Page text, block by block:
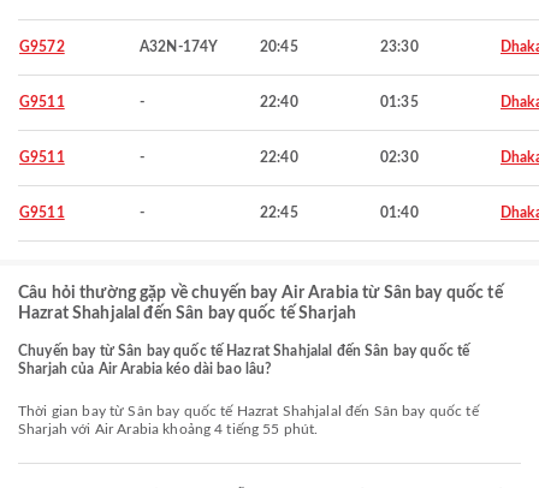
G9572 A32N-174Y 20:45 23:30
G9511 - 22:40 01:35
G9511 - 22:40 02:30
G9511 - 22:45 01:40
Câu hỏi thường gặp về chuyến bay Air Arabia từ Sân bay quốc tế
Hazrat Shahjalal đến Sân bay quốc tế Sharjah
Chuyến bay từ Sân bay quốc tế Hazrat Shahjalal đến Sân bay quốc tế
Sharjah của Air Arabia kéo dài bao lâu?
Thời gian bay từ Sân bay quốc tế Hazrat Shahjalal đến Sân bay quốc tế
Sharjah với Air Arabia khoảng 4 tiếng 55 phút.